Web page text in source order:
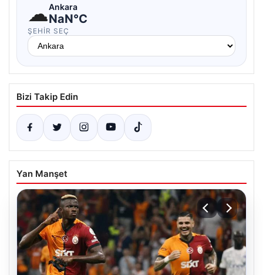
☁Ankara
NaN°C
ŞEHIR SEÇ
Bizi Takip Edin
Yan Manşet